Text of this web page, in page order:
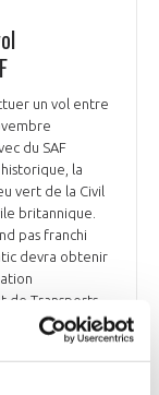
un vol entre
du SAF
la
vert de la Civil
britannique.
pas franchi
devra obtenir
de Transports
de
et nécessite
L'autorisation